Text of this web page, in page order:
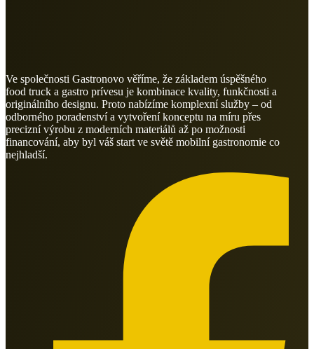
Ve společnosti Gastronovo věříme, že základem úspěšného
food truck a gastro prívesu je kombinace kvality, funkčnosti a
originálního designu. Proto nabízíme komplexní služby – od
odborného poradenství a vytvoření konceptu na míru přes
precizní výrobu z moderních materiálů až po možnosti
financování, aby byl váš start ve světě mobilní gastronomie co
nejhladší.